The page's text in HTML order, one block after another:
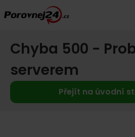
Chyba 500 -
serverem
Přejít na úvodní